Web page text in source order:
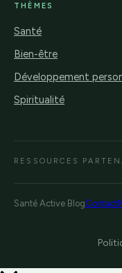
THÈMES
Santé
Bien-être
Développement
Spiritualité
RESSOURCES
Santé Active BlogContact